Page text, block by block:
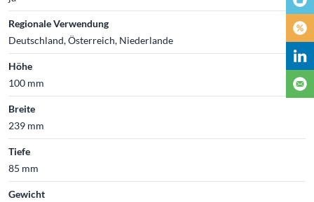
Regionale Verwendung
Deutschland, Österreich, Niederlande
Höhe
100 mm
Breite
239 mm
Tiefe
85 mm
Gewicht